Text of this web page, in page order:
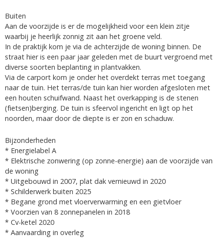
Buiten
Aan de voorzijde is er de mogelijkheid voor een klein zitje
waarbij je heerlijk zonnig zit aan het groene veld.
In de praktijk kom je via de achterzijde de woning binnen. De
straat hier is een paar jaar geleden met de buurt vergroend met
diverse soorten beplanting in plantvakken.
Via de carport kom je onder het overdekt terras met toegang
naar de tuin. Het terras/de tuin kan hier worden afgesloten met
een houten schuifwand. Naast het overkapping is de stenen
(fietsen)berging. De tuin is sfeervol ingericht en ligt op het
noorden, maar door de diepte is er zon en schaduw.
Bijzonderheden
* Energielabel A
* Elektrische zonwering (op zonne-energie) aan de voorzijde van
de woning
* Uitgebouwd in 2007, plat dak vernieuwd in 2020
* Schilderwerk buiten 2025
* Begane grond met vloerverwarming en een gietvloer
* Voorzien van 8 zonnepanelen in 2018
* Cv-ketel 2020
* Aanvaarding in overleg